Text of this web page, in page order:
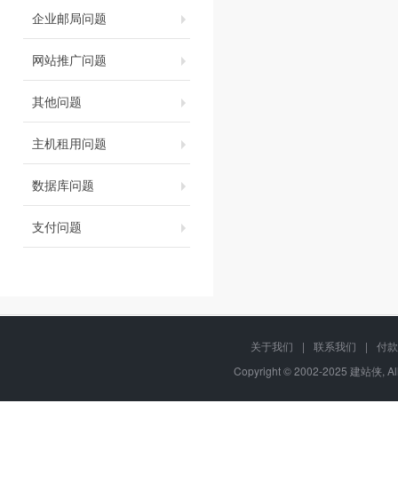
企业邮局问题
网站推广问题
其他问题
主机租用问题
数据库问题
支付问题
关于我们 | 联系我们 |
付
Copyright © 2002-2025 建站侠,